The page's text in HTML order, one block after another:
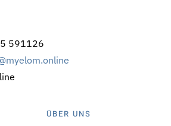
591126
ÜBER UNS